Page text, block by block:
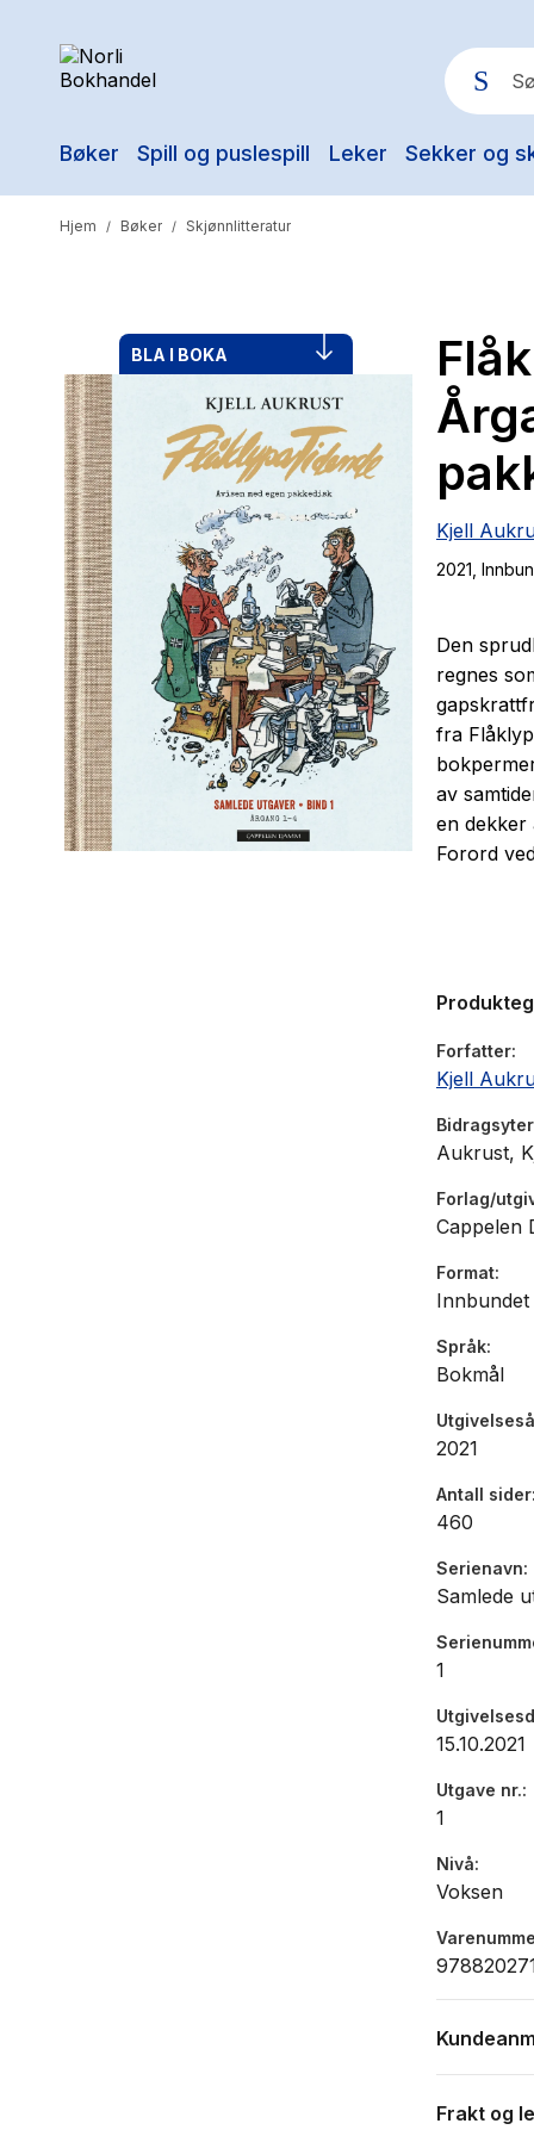
Bøker Spill og puslespill Leker Sekker og
Hjem / Bøker / Skjønnlitteratur
Kjell
2021 ,
BLA I BOKA
Den
regnes
fra
av
en dekker
Forord
Forfatter
Kjell
Bidragsyter
Aukrust,
Forlag/
Cappelen
Format
Innbundet
Språk
Bokmål
2021
Antall sider
460
Serienavn
Samlede
1
15.10.2021
Utgave nr.
1
Nivå
Voksen
Frakt og